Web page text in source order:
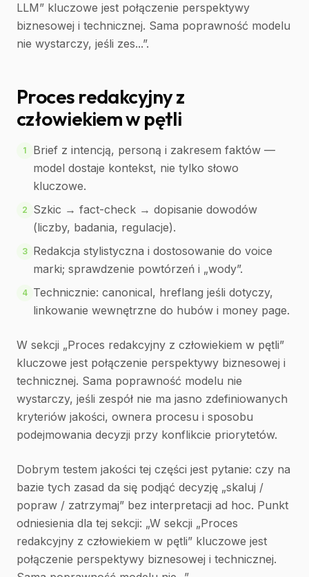
LLM” kluczowe jest połączenie perspektywy
biznesowej i technicznej. Sama poprawność modelu
nie wystarczy, jeśli zes...”.
Proces redakcyjny z
człowiekiem w pętli
1
Brief z intencją, personą i zakresem faktów —
model dostaje kontekst, nie tylko słowo
kluczowe.
2
Szkic → fact-check → dopisanie dowodów
(liczby, badania, regulacje).
3 Redakcja stylistyczna i dostosowanie do voice
marki; sprawdzenie powtórzeń i „wody”.
4 Technicznie: canonical, hreflang jeśli dotyczy,
linkowanie wewnętrzne do hubów i money page.
W sekcji „Proces redakcyjny z człowiekiem w pętli”
kluczowe jest połączenie perspektywy biznesowej i
technicznej. Sama poprawność modelu nie
wystarczy, jeśli zespół nie ma jasno zdefiniowanych
kryteriów jakości, ownera procesu i sposobu
podejmowania decyzji przy konflikcie priorytetów.
Dobrym testem jakości tej części jest pytanie: czy na
bazie tych zasad da się podjąć decyzję „skaluj /
popraw / zatrzymaj” bez interpretacji ad hoc. Punkt
odniesienia dla tej sekcji: „W sekcji „Proces
redakcyjny z człowiekiem w pętli” kluczowe jest
połączenie perspektywy biznesowej i technicznej.